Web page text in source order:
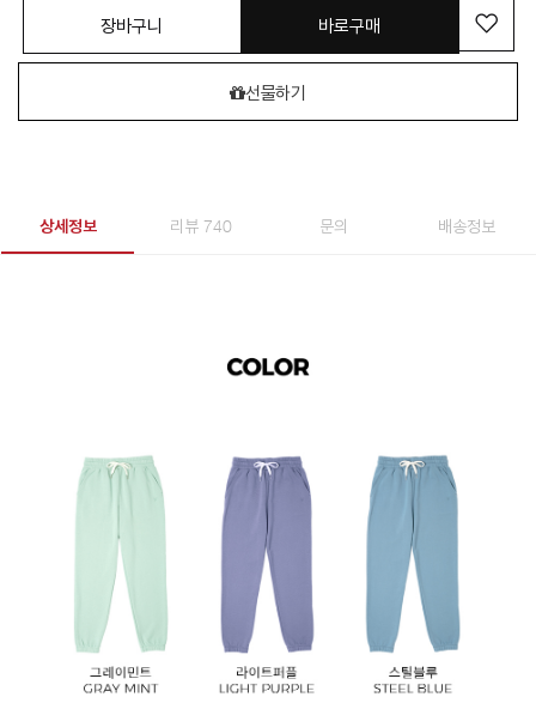
장바구니 바로구매
선물하기
상세정보 리뷰 740 문의 배송정보